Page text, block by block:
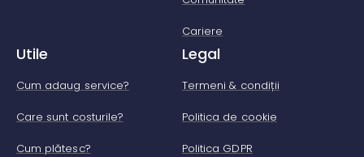
Cariere
Utile
Cum adaug service?
Care sunt costurile?
Cum plătesc?
Legal
Termeni & condiții
Politica de cookie
Politica GDPR